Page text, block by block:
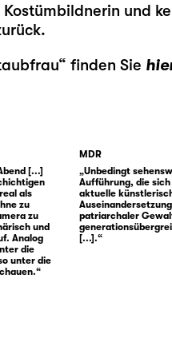
und
finden Sie
[...]
als
zu
zu
und
Analog
die
unter die
MDR
„Unbedingt
Aufführung, die
aktuelle
patriarchaler
[...].“